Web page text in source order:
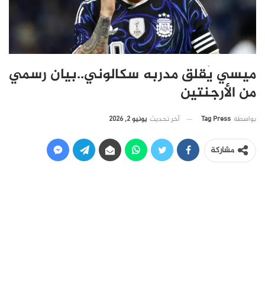
ميسي يُقلق مدربه سكالوني..بيان رسمي
من الأرجنتين
بواسطة Tag Press آخر تحديث يونيو 2, 2026
مشاركة